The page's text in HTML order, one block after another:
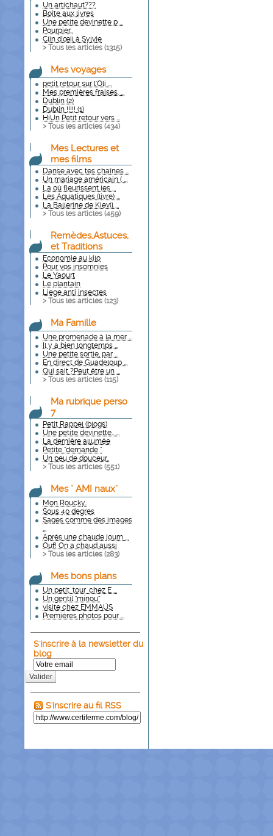
Un artichaut???
Boîte aux livres
Une petite devinette p ...
Pourpier..
Clin d'œil à Sylvie
> Tous les articles (1315)
Mes voyages
petit retour sur l'Oli ...
Mes premières fraises. ...
Dublin (2)
Dublin !!!!! (1)
HiUn Petit retour vers ...
> Tous les articles (434)
Mes Lectures et
mes films
Danse avec tes chaînes ...
Un mariage américain ( ...
La où fleurissent les ...
Les Aquatiques (livre) ...
La Ballerine de Kiev(l ...
> Tous les articles (459)
Remèdes,Astuces,
et Traditions
Economie au kilo
Pour vos insomnies
Le Yaourt
Le plantain
Liege anti insectes
> Tous les articles (123)
Ma Famille
Une promenade à la mer ...
Il y a bien longtemps ...
Une petite sortie, par ...
En direct de Guadeloup ...
Qui sait ?Peut être un ...
> Tous les articles (115)
Ma rubrique perso
7
Petit Rappel (blogs)
Une petite devinette.. ...
La dernière allumée
Petite "demande "
Un peu de douceur..
> Tous les articles (551)
Mes " AMI naux"
Mon Roucky..
Sous 40 degres
Sages comme des images
...
Après une chaude journ ...
Ouf! On a chaud aussi
> Tous les articles (283)
Mes bons plans
Un petit 'tour' chez E ...
Un gentil "minou"
visite chez EMMAÜS
Premières photos pour ...
S'inscrire à la newsletter du
blog
Valider
S'inscrire au fil RSS